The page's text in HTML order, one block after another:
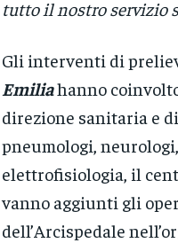
tutto il nostro servizio
Gli interventi di
Emiliahanno
direzione sanitaria e
pneumologi,
elettrofisiologia, il
vanno aggiunti gli
dell’Arcispedale